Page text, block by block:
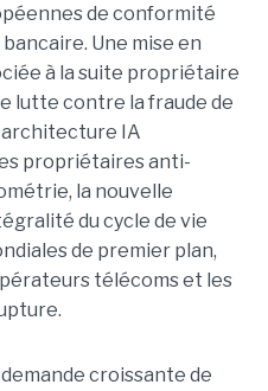
de conformité
Une mise en
à la suite propriétaire
lutte contre la fraude de
architecture IA
propriétaires anti-
la nouvelle
du cycle de vie
de premier plan,
télécoms et les
croissante de